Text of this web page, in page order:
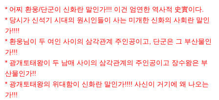
* 어찌 환웅/단군이 신화란 말인가!!! 이건 엄연한 역사적 史實이다.
* 당시가 신석기 시대의 원시인들이 사는 미개한 신화의 사회란 말인
가!!!!
* 환웅님이 두 여인 사이의 삼각관계 주인공이고, 단군은 그 부산물인
가!!!
* 광개토태왕이 두 남매 사이의 삼각관계의 주인공이고 장수왕은 부
산물인가!!
* 광개토태왕의 위대함이 신화란 말인가!!!! 사신이 거기에 왜 나오는
가!!!